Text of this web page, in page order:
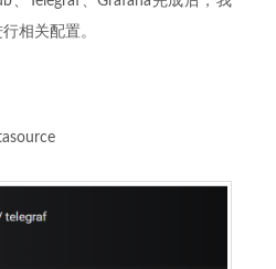
相关配置。